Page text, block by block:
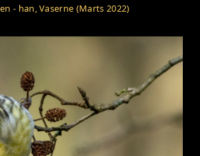
- han, Vaserne (Marts 2022)